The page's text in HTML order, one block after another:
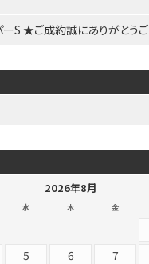
ーS ★ご成約誠にありがとう
2026年8月
水 木 金
5 6 7